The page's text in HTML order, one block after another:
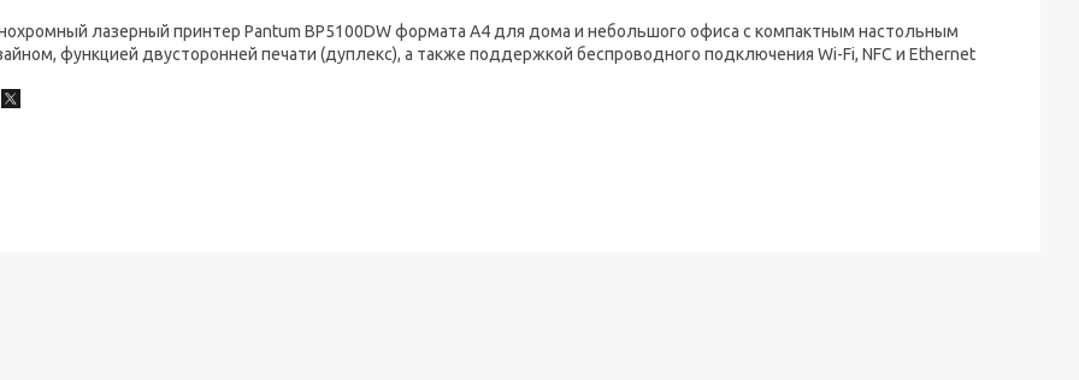
лазерный принтер Pantum BP5100DW формата А4 для дома и небольшого офиса с компактным настольным
функцией двусторонней печати (дуплекс), а также поддержкой беспроводного подключения Wi-Fi, NFC и Ethernet